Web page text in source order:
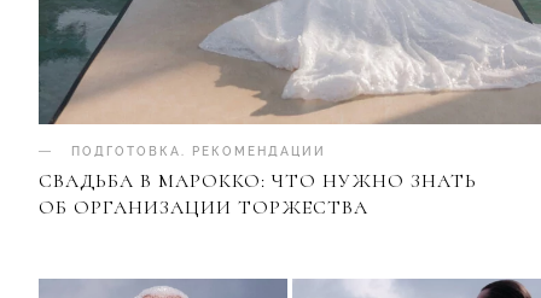
ПОДГОТОВКА РЕКОМЕНДАЦИИ
СВАДЬБА В МАРОККО: ЧТО НУЖНО ЗНАТЬ
ОБ ОРГАНИЗАЦИИ ТОРЖЕСТВА